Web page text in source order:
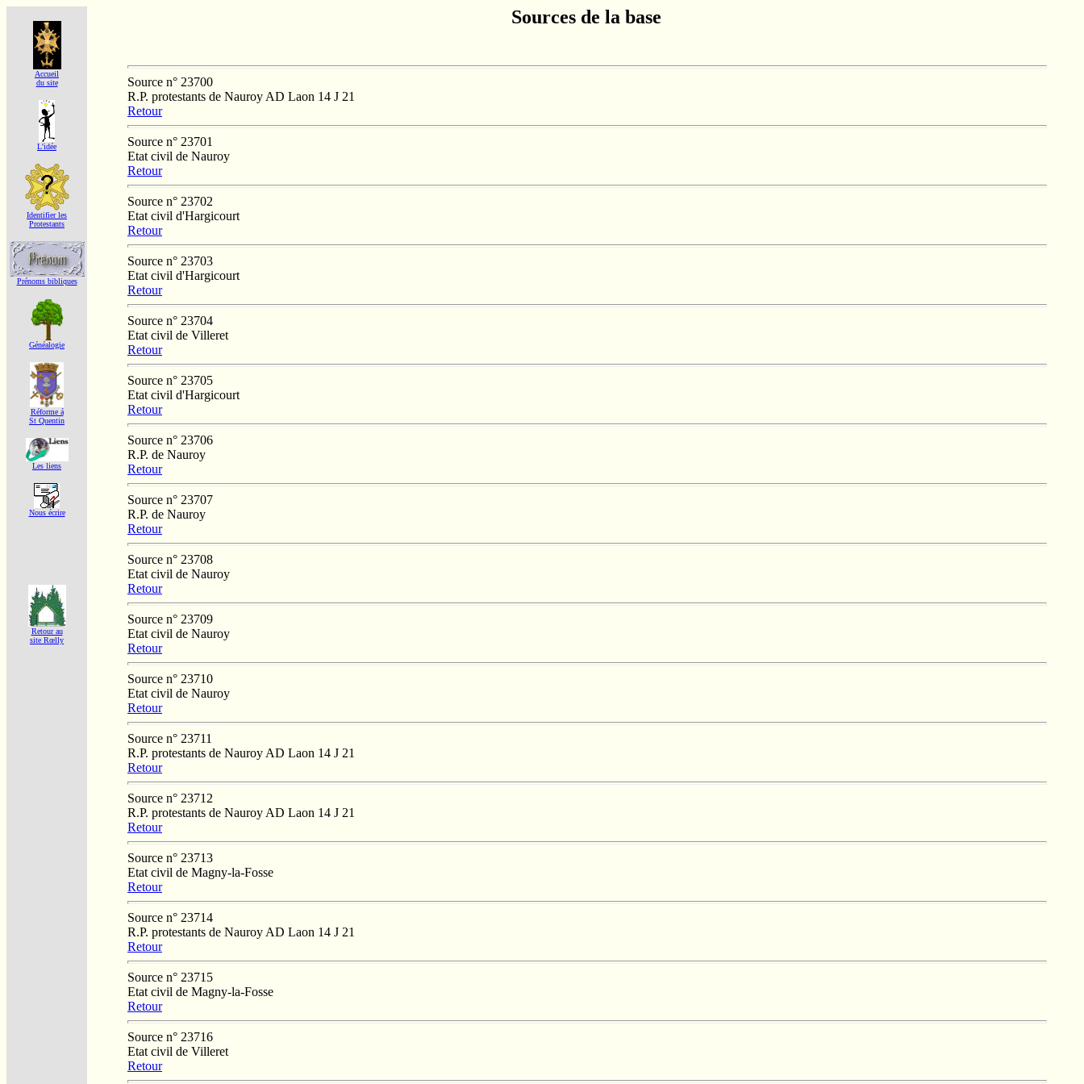
Accueil
du site
L'idée
Identifier les
Protestants
Prénoms bibliques
Généalogie
Réforme á
St Quentin
Les liens
Nous écrire
Retour au
site Rœlly
Sources de la base
Source n° 23700
R.P. protestants de Nauroy AD Laon 14 J 21
Retour
Source n° 23701
Etat civil de Nauroy
Retour
Source n° 23702
Etat civil d'Hargicourt
Retour
Source n° 23703
Etat civil d'Hargicourt
Retour
Source n° 23704
Etat civil de Villeret
Retour
Source n° 23705
Etat civil d'Hargicourt
Retour
Source n° 23706
R.P. de Nauroy
Retour
Source n° 23707
R.P. de Nauroy
Retour
Source n° 23708
Etat civil de Nauroy
Retour
Source n° 23709
Etat civil de Nauroy
Retour
Source n° 23710
Etat civil de Nauroy
Retour
Source n° 23711
R.P. protestants de Nauroy AD Laon 14 J 21
Retour
Source n° 23712
R.P. protestants de Nauroy AD Laon 14 J 21
Retour
Source n° 23713
Etat civil de Magny-la-Fosse
Retour
Source n° 23714
R.P. protestants de Nauroy AD Laon 14 J 21
Retour
Source n° 23715
Etat civil de Magny-la-Fosse
Retour
Source n° 23716
Etat civil de Villeret
Retour